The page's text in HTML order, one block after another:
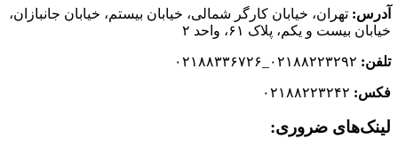
آدرس: تهران، خیابان کارگر شمالی، خیابان بیستم، خیابان جانبازان،
خیابان بیست و یکم، پلاک ۶۱، واحد ۲
تلفن:
فکس:
لینک‌های ضروری: